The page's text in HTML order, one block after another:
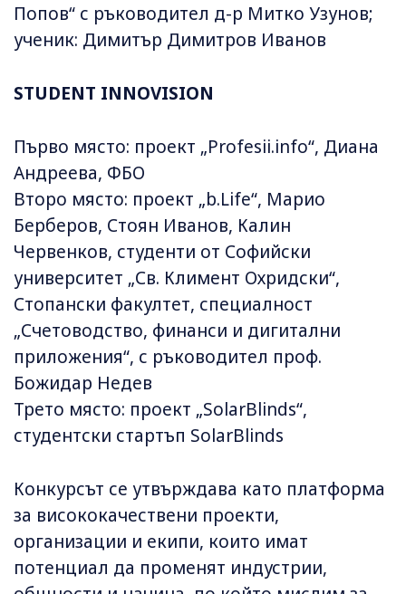
Попов“ с ръководител д-р Митко Узунов;
ученик: Димитър Димитров Иванов
STUDENT INNOVISION
Първо място: проект „Profesii.info“, Диана
Андреева, ФБО
Второ място: проект „b.Life“, Марио
Берберов, Стоян Иванов, Калин
Червенков, студенти от Софийски
университет „Св. Климент Охридски“,
Стопански факултет, специалност
„Счетоводство, финанси и дигитални
приложения“, с ръководител проф.
Божидар Недев
Трето място: проект „SolarBlinds“,
студентски стартъп SolarBlinds
Конкурсът се утвърждава като платформа
за висококачествени проекти,
организации и екипи, които имат
потенциал да променят индустрии,